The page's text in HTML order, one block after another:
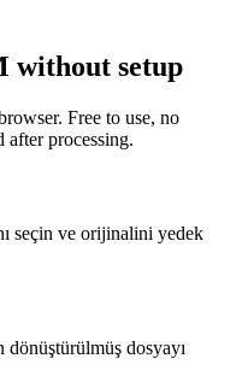
without setup
Free to use, no
after processing.
seçin ve orijinalini yedek
dönüştürülmüş dosyayı